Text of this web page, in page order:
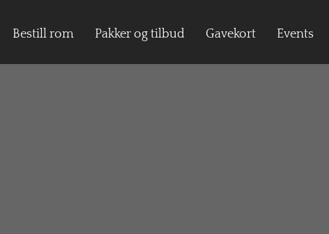
Bestill rom Pakker og tilbud Gavekort Events